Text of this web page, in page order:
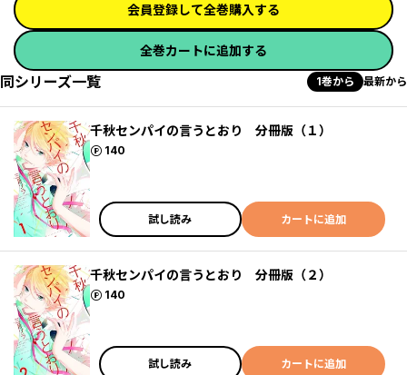
会員登録して全巻購入する
全巻カートに追加する
同シリーズ一覧 1巻から 最新から
千秋センパイの言うとおり 分冊版（１）
140
ポイント
試し読み カートに追加
千秋センパイの言うとおり 分冊版（２）
140
ポイント
試し読み カートに追加